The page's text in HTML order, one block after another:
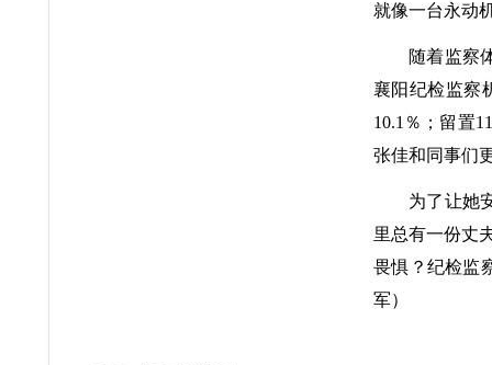
就像一台永动
随着监察
襄阳纪检监察
10.1％；留置
张佳和同事们
为了让她
里总有一份丈
畏惧？纪检监
军）